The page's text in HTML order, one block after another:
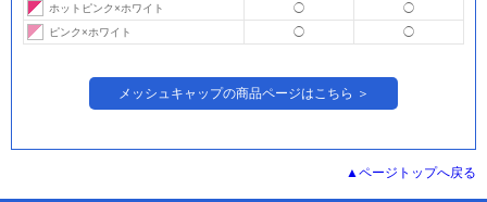
ホットピンク×ホワイト
◯
◯
ピンク×ホワイト
◯ ◯
メッシュキャップの商品ページはこちら ＞
ページトップへ戻る